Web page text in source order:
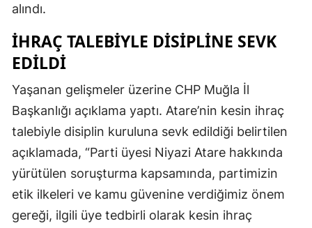
alındı.
İHRAÇ TALEBİYLE DİSİPLİNE SEVK
EDİLDİ
Yaşanan gelişmeler üzerine CHP Muğla İl
Başkanlığı açıklama yaptı. Atare’nin kesin ihraç
talebiyle disiplin kuruluna sevk edildiği belirtilen
açıklamada, “Parti üyesi Niyazi Atare hakkında
yürütülen soruşturma kapsamında, partimizin
etik ilkeleri ve kamu güvenine verdiğimiz önem
gereği, ilgili üye tedbirli olarak kesin ihraç